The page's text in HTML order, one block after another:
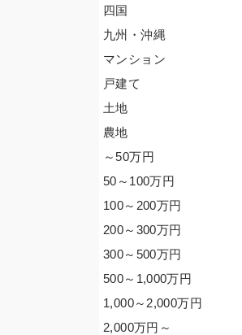
四国
九州・沖縄
マンション
戸建て
土地
農地
～50万円
50～100万円
100～200万円
200～300万円
300～500万円
500～1,000万円
1,000～2,000万円
2,000万円 ～